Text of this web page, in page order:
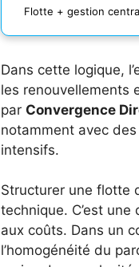
Flotte + gestion
Dans cette logique,
les renouvellements
par Convergence
notamment avec
intensifs.
Structurer une flotte
technique. C’est
aux coûts. Dans un
l’homogénéité du